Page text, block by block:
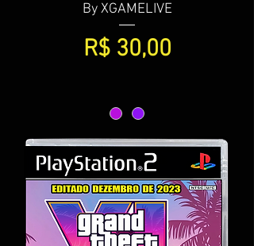
By XGAMELIVE
Preço
R$ 30,00